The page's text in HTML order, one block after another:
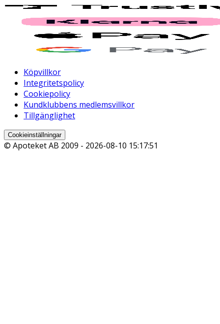
Köpvillkor
Integritetspolicy
Cookiepolicy
Kundklubbens medlemsvillkor
Tillgänglighet
Cookieinställningar
© Apoteket AB 2009 - 2026-08-10 15:17:51